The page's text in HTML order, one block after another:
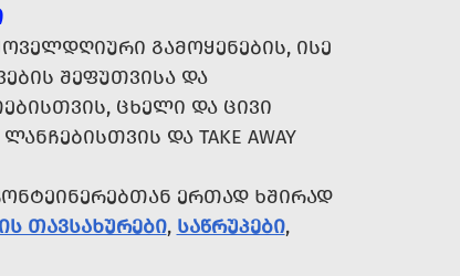
ᲒᲐᲛᲝᲧᲔᲜᲔᲑᲘᲡ, ᲘᲡᲔ
ᲨᲔᲤᲣᲗᲕᲘᲡᲐ ᲓᲐ
ᲪᲮᲔᲚᲘ ᲓᲐ ᲪᲘᲕᲘ
ᲓᲐ TAKE AWAY
ᲔᲠᲗᲐᲓ ᲮᲨᲘᲠᲐᲓ
ᲗᲐᲕᲡᲐᲮᲣᲠᲔᲑᲘ, ᲡᲐᲬᲠᲣᲞᲔᲑᲘ,